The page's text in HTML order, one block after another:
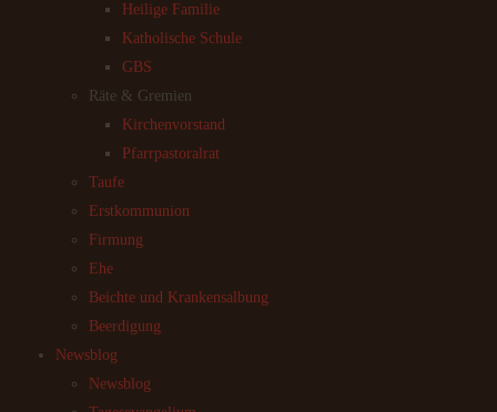
Heilige Familie
Katholische Schule
GBS
Räte & Gremien
Kirchenvorstand
Pfarrpastoralrat
Taufe
Erstkommunion
Firmung
Ehe
Beichte und Krankensalbung
Beerdigung
Newsblog
Newsblog